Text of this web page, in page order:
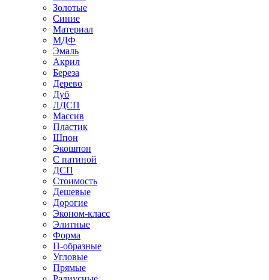
Золотые
Синие
Материал
МДФ
Эмаль
Акрил
Береза
Дерево
Дуб
ЛДСП
Массив
Пластик
Шпон
Экошпон
С патиной
ДСП
Стоимость
Дешевые
Дорогие
Эконом-класс
Элитные
Форма
П-образные
Угловые
Прямые